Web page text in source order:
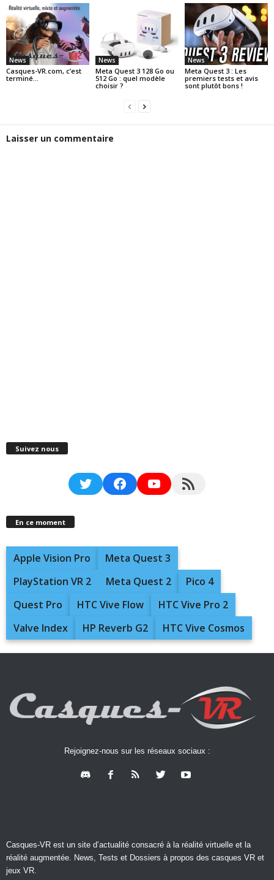
News
Casques-VR.com, c’est
terminé…
News
Meta Quest 3 128 Go ou
512 Go : quel modèle
choisir ?
News
Meta Quest 3 : Les
premiers tests et avis
sont plutôt bons !
Laisser un commentaire
Suivez nous
TwitterFacebookYouTubeRSS Feed
En ce moment
Apple Vision Pro
Meta Quest 3
PlayStation VR 2
Meta Quest 2
Pico 4
Quest Pro
HTC Vive Flow
HTC Vive Pro 2
Valve Index
HP Reverb G2 HTC Vive Cosmos
Rejoignez-nous sur les réseaux sociaux :
Casques-VR est un site d’actualité consacré à la réalité virtuelle et la
réalité augmentée. News, Tests et Dossiers à propos des casques VR et
jeux VR.